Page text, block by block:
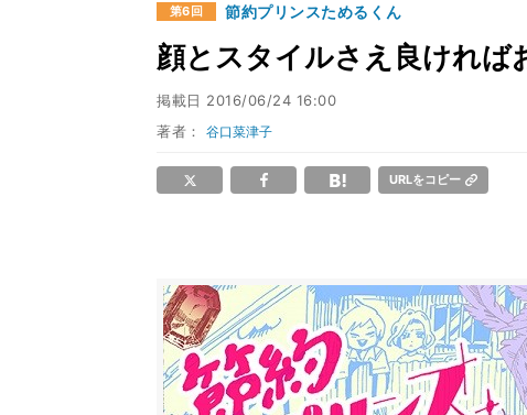
第6回 節約プリンスためるくん
顔とスタイルさえ良ければ
掲載日 2016/06/24 16:00
著者：谷口菜津子
URLをコピー